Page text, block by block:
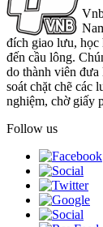
đích giao lưu, học
đến cầu lông.
do thành viên
soát chặt chẽ các
nghiệm, chờ giấy
Follow us